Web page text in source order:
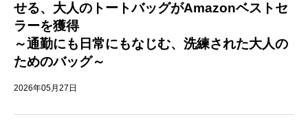
せる、大人のトートバッグがAmazonベストセ
ラーを獲得
～通勤にも日常にもなじむ、洗練された大人の
ためのバッグ～
2026年05月27日